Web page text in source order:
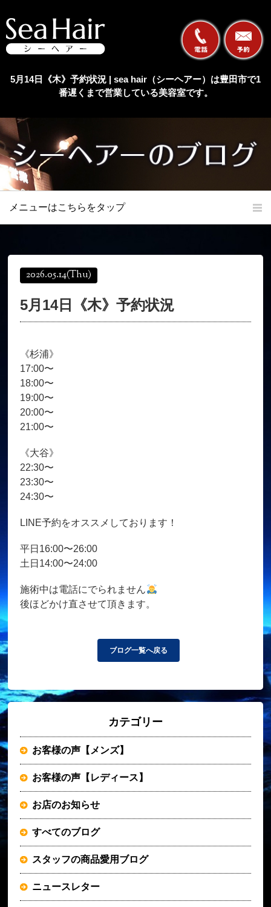
5月14日《木》予約状況 | sea hair（シーヘアー）は豊田市で1
番遅くまで営業している美容室です。
メニューはこちらをタップ
オンラインショップ
育毛コース よくある質問
お客様の声
ご予約＋お問い合わせ
2026.05.14(Thu)
5月14日《木》予約状況
《杉浦》
17:00〜
18:00〜
19:00〜
20:00〜
21:00〜
《大谷》
22:30〜
23:30〜
24:30〜
LINE予約をオススメしております！
平日16:00〜26:00
土日14:00〜24:00
施術中は電話にでられません
後ほどかけ直させて頂きます。
ブログ一覧へ戻る
カテゴリー
お客様の声【メンズ】
お客様の声【レディース】
お店のお知らせ
すべてのブログ
スタッフの商品愛用ブログ
ニュースレター